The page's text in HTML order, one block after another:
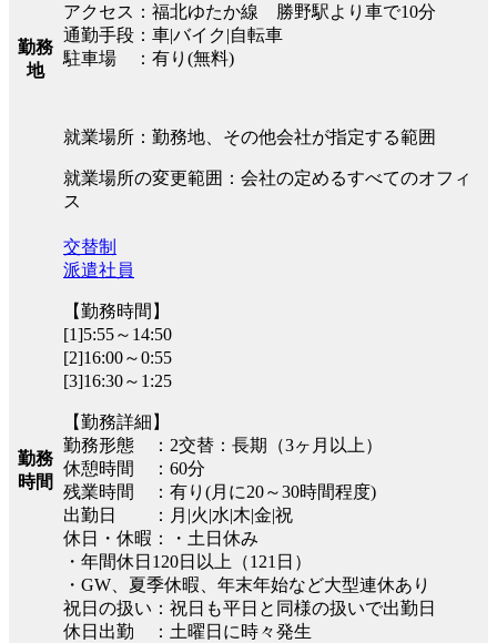
勤務
地
アクセス：福北ゆたか線 勝野駅より車で10分
通勤手段：車|バイク|自転車
駐車場 ：有り(無料)
就業場所：勤務地、その他会社が指定する範囲
就業場所の変更範囲：会社の定めるすべてのオフィ
ス
勤務
時間
交替制
派遣社員
【勤務時間】
[1]5:55～14:50
[2]16:00～0:55
[3]16:30～1:25
【勤務詳細】
勤務形態 ：2交替：長期（3ヶ月以上）
休憩時間 ：60分
残業時間 ：有り(月に20～30時間程度)
出勤日 ：月|火|水|木|金|祝
休日・休暇：・土日休み
・年間休日120日以上（121日）
・GW、夏季休暇、年末年始など大型連休あり
祝日の扱い：祝日も平日と同様の扱いで出勤日
休日出勤 ：土曜日に時々発生